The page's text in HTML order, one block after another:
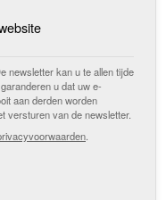
newsletter kan u te allen tijde
u dat uw e-
aan derden worden
versturen van de newsletter.
.